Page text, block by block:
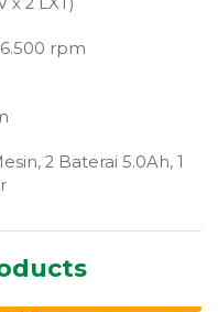
rpm
2 Baterai 5.0Ah, 1